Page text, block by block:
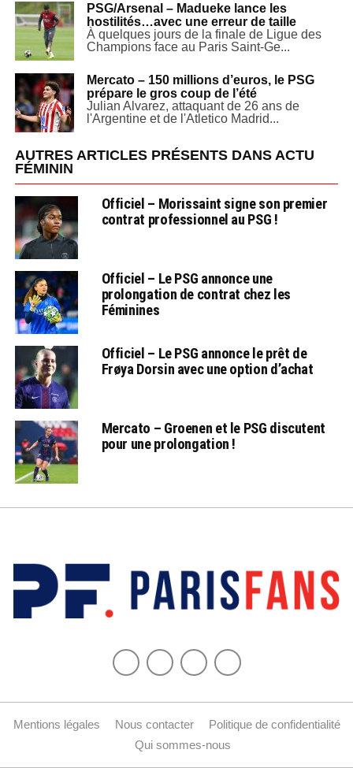
PSG/Arsenal – Madueke lance les
hostilités…avec une erreur de taille
À quelques jours de la finale de Ligue des
Champions face au Paris Saint-Ge...
Mercato – 150 millions d’euros, le PSG
prépare le gros coup de l’été
Julian Alvarez, attaquant de 26 ans de
l'Argentine et de l'Atletico Madrid...
AUTRES ARTICLES PRÉSENTS DANS ACTU
FÉMININ
Officiel – Morissaint signe son premier
contrat professionnel au PSG !
Officiel – Le PSG annonce une
prolongation de contrat chez les
Féminines
Officiel – Le PSG annonce le prêt de
Frøya Dorsin avec une option d’achat
Mercato – Groenen et le PSG discutent
pour une prolongation !
Mentions légales Nous contacter
Politique de confidentialité
Qui sommes-nous